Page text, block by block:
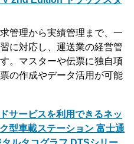
管理から実績管理まで、一
に対応し、運送業の経営管
。マスターや伝票に独自項
の作成やデータ活用が可能
サービスを利用できるネッ
ク型車載ステーション 富士通